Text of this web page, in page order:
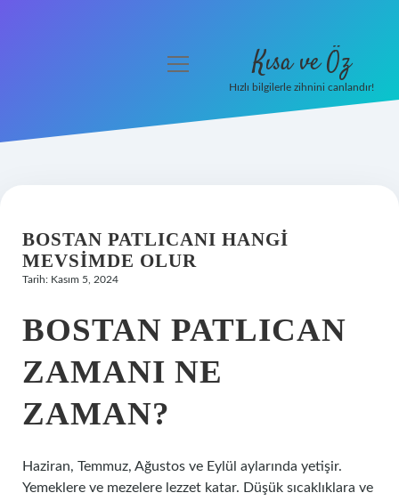
Hakkımızda
menüyü
Kısa ve Öz
Hızlı bilgilerle zihnini canlandır!
BOSTAN PATLICANI HANGI
MEVSIMDE OLUR
Tarih: Kasım 5, 2024
BOSTAN PATLICAN
ZAMANI NE
ZAMAN?
Haziran, Temmuz, Ağustos ve Eylül aylarında yetişir.
Yemeklere ve mezelere lezzet katar. Düşük sıcaklıklara ve